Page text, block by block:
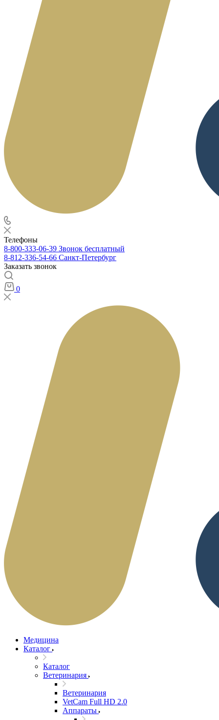
Телефоны
8-800-333-06-39 Звонок бесплатный
8-812-336-54-66 Санкт-Петербург
Заказать звонок
0
Медицина
Каталог
Каталог
Ветеринария
Ветеринария
VetCam Full HD 2.0
Аппараты